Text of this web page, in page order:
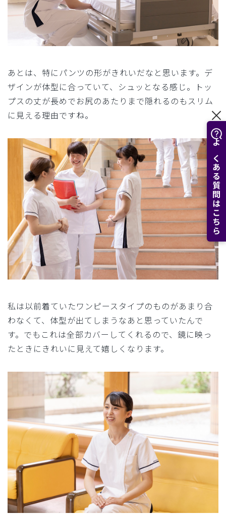
よくある質問はこちら
あとは、特にパンツの形がきれいだなと思います。デ
ザインが体型に合っていて、シュッとなる感じ。トッ
プスの丈が長めでお尻のあたりまで隠れるのもスリム
に見える理由ですね。
私は以前着ていたワンピースタイプのものがあまり合
わなくて、体型が出てしまうなあと思っていたんで
す。でもこれは全部カバーしてくれるので、鏡に映っ
たときにきれいに見えて嬉しくなります。